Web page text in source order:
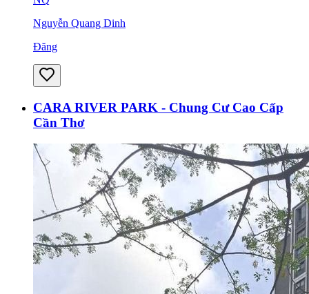
Nguyễn Quang Dinh
Đăng
CARA RIVER PARK - Chung Cư Cao Cấp
Cần Thơ